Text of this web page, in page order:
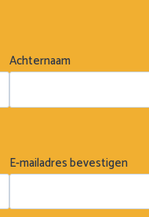
Achternaam
E-mailadres bevestigen